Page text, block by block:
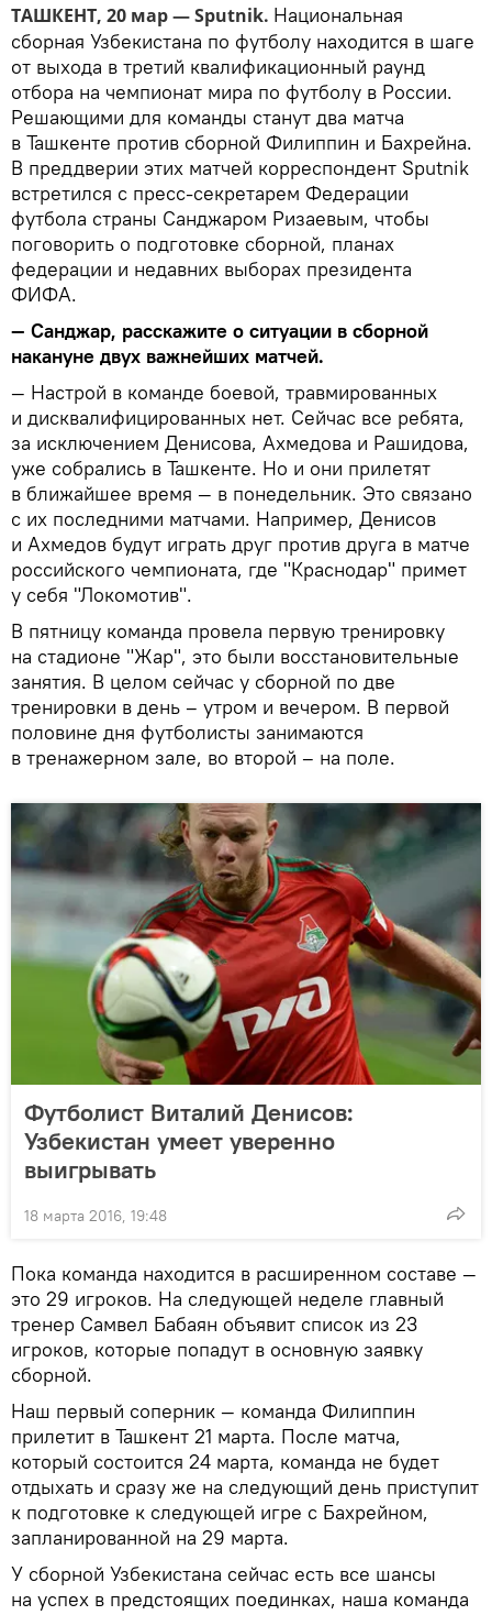
ТАШКЕНТ, 20 мар — Sputnik. Национальная
сборная Узбекистана по футболу находится в шаге
от выхода в третий квалификационный раунд
отбора на чемпионат мира по футболу в России.
Решающими для команды станут два матча
в Ташкенте против сборной Филиппин и Бахрейна.
В преддверии этих матчей корреспондент Sputnik
встретился с пресс-секретарем Федерации
футбола страны Санджаром Ризаевым, чтобы
поговорить о подготовке сборной, планах
федерации и недавних выборах президента
ФИФА.
— Санджар, расскажите о ситуации в сборной
накануне двух важнейших матчей.
— Настрой в команде боевой, травмированных
и дисквалифицированных нет. Сейчас все ребята,
за исключением Денисова, Ахмедова и Рашидова,
уже собрались в Ташкенте. Но и они прилетят
в ближайшее время — в понедельник. Это связано
с их последними матчами. Например, Денисов
и Ахмедов будут играть друг против друга в матче
российского чемпионата, где "Краснодар" примет
у себя "Локомотив".
В пятницу команда провела первую тренировку
на стадионе "Жар", это были восстановительные
занятия. В целом сейчас у сборной по две
тренировки в день – утром и вечером. В первой
половине дня футболисты занимаются
в тренажерном зале, во второй – на поле.
Футболист Виталий Денисов:
Узбекистан умеет уверенно
выигрывать
18 марта 2016, 19:48
Пока команда находится в расширенном составе —
это 29 игроков. На следующей неделе главный
тренер Самвел Бабаян объявит список из 23
игроков, которые попадут в основную заявку
сборной.
Наш первый соперник — команда Филиппин
прилетит в Ташкент 21 марта. После матча,
который состоится 24 марта, команда не будет
отдыхать и сразу же на следующий день приступит
к подготовке к следующей игре с Бахрейном,
запланированной на 29 марта.
У сборной Узбекистана сейчас есть все шансы
на успех в предстоящих поединках, наша команда